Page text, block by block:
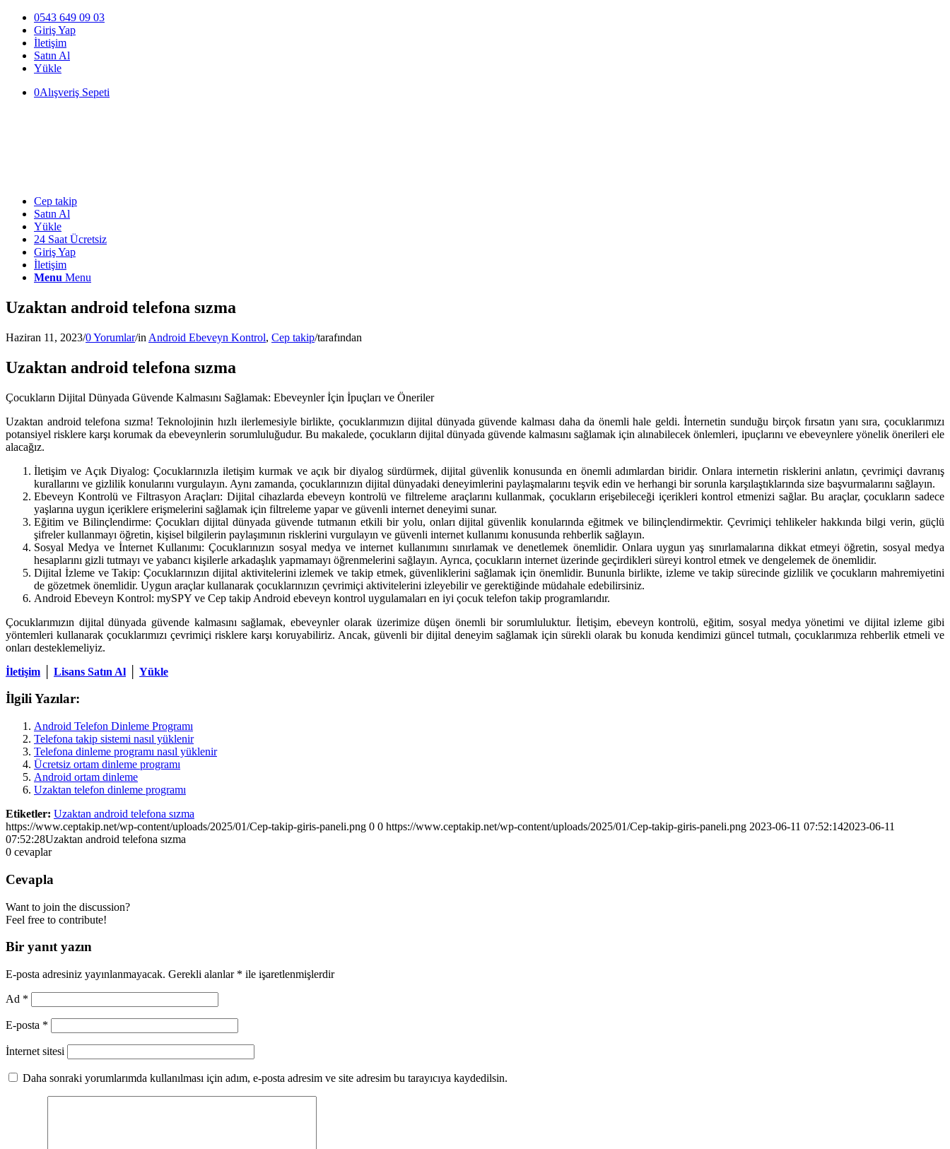
0543 649 09 03
Giriş Yap
İletişim
Satın Al
Yükle
0Alışveriş Sepeti
Cep takip
Satın Al
Yükle
24 Saat Ücretsiz
Giriş Yap
İletişim
Menu Menu
Uzaktan android telefona sızma
Haziran 11, 2023/0 Yorumlar/in Android Ebeveyn Kontrol, Cep takip/tarafından
Uzaktan android telefona sızma
Çocukların Dijital Dünyada Güvende Kalmasını Sağlamak: Ebeveynler İçin İpuçları ve Öneriler
Uzaktan android telefona sızma! Teknolojinin hızlı ilerlemesiyle birlikte, çocuklarımızın dijital dünyada güvende kalması daha da önemli hale geldi. İnternetin sunduğu birçok fırsatın yanı sıra, çocuklarımızı
potansiyel risklere karşı korumak da ebeveynlerin sorumluluğudur. Bu makalede, çocukların dijital dünyada güvende kalmasını sağlamak için alınabilecek önlemleri, ipuçlarını ve ebeveynlere yönelik önerileri ele
alacağız.
İletişim ve Açık Diyalog: Çocuklarınızla iletişim kurmak ve açık bir diyalog sürdürmek, dijital güvenlik konusunda en önemli adımlardan biridir. Onlara internetin risklerini anlatın, çevrimiçi davranış
kurallarını ve gizlilik konularını vurgulayın. Aynı zamanda, çocuklarınızın dijital dünyadaki deneyimlerini paylaşmalarını teşvik edin ve herhangi bir sorunla karşılaştıklarında size başvurmalarını sağlayın.
Ebeveyn Kontrolü ve Filtrasyon Araçları: Dijital cihazlarda ebeveyn kontrolü ve filtreleme araçlarını kullanmak, çocukların erişebileceği içerikleri kontrol etmenizi sağlar. Bu araçlar, çocukların sadece
yaşlarına uygun içeriklere erişmelerini sağlamak için filtreleme yapar ve güvenli internet deneyimi sunar.
Eğitim ve Bilinçlendirme: Çocukları dijital dünyada güvende tutmanın etkili bir yolu, onları dijital güvenlik konularında eğitmek ve bilinçlendirmektir. Çevrimiçi tehlikeler hakkında bilgi verin, güçlü
şifreler kullanmayı öğretin, kişisel bilgilerin paylaşımının risklerini vurgulayın ve güvenli internet kullanımı konusunda rehberlik sağlayın.
Sosyal Medya ve İnternet Kullanımı: Çocuklarınızın sosyal medya ve internet kullanımını sınırlamak ve denetlemek önemlidir. Onlara uygun yaş sınırlamalarına dikkat etmeyi öğretin, sosyal medya
hesaplarını gizli tutmayı ve yabancı kişilerle arkadaşlık yapmamayı öğrenmelerini sağlayın. Ayrıca, çocukların internet üzerinde geçirdikleri süreyi kontrol etmek ve dengelemek de önemlidir.
Dijital İzleme ve Takip: Çocuklarınızın dijital aktivitelerini izlemek ve takip etmek, güvenliklerini sağlamak için önemlidir. Bununla birlikte, izleme ve takip sürecinde gizlilik ve çocukların mahremiyetini
de gözetmek önemlidir. Uygun araçlar kullanarak çocuklarınızın çevrimiçi aktivitelerini izleyebilir ve gerektiğinde müdahale edebilirsiniz.
Android Ebeveyn Kontrol: mySPY ve Cep takip Android ebeveyn kontrol uygulamaları en iyi çocuk telefon takip programlarıdır.
Çocuklarımızın dijital dünyada güvende kalmasını sağlamak, ebeveynler olarak üzerimize düşen önemli bir sorumluluktur. İletişim, ebeveyn kontrolü, eğitim, sosyal medya yönetimi ve dijital izleme gibi
yöntemleri kullanarak çocuklarımızı çevrimiçi risklere karşı koruyabiliriz. Ancak, güvenli bir dijital deneyim sağlamak için sürekli olarak bu konuda kendimizi güncel tutmalı, çocuklarımıza rehberlik etmeli ve
onları desteklemeliyiz.
İletişim
Lisans Satın Al Yükle
İlgili Yazılar:
Android Telefon Dinleme Programı
Telefona takip sistemi nasıl yüklenir
Telefona dinleme programı nasıl yüklenir
Ücretsiz ortam dinleme programı
Android ortam dinleme
Uzaktan telefon dinleme programı
Etiketler: Uzaktan android telefona sızma
https://www.ceptakip.net/wp-content/uploads/2025/01/Cep-takip-giris-paneli.png 0 0 https://www.ceptakip.net/wp-content/uploads/2025/01/Cep-takip-giris-paneli.png 2023-06-11 07:52:142023-06-11
07:52:28Uzaktan android telefona sızma
0 cevaplar
Cevapla
Want to join the discussion?
Feel free to contribute!
Bir yanıt yazın
E-posta adresiniz yayınlanmayacak. Gerekli alanlar * ile işaretlenmişlerdir
Ad *
E-posta *
İnternet sitesi
Daha sonraki yorumlarımda kullanılması için adım, e-posta adresim ve site adresim bu tarayıcıya kaydedilsin.